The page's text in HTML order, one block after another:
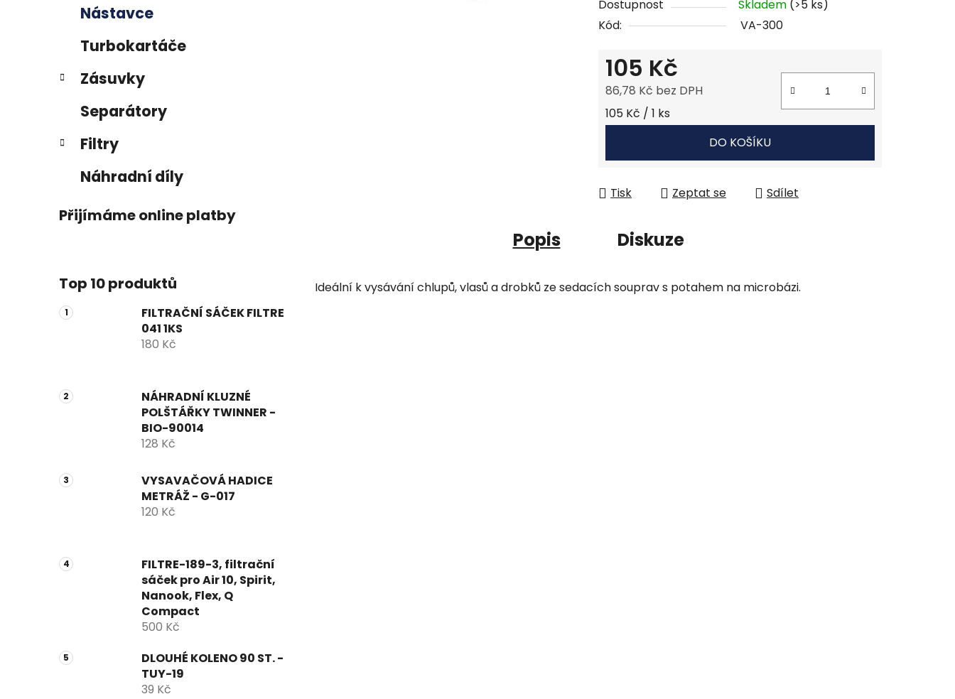
l
Nástavce
Turbokartáče
Zásuvky
Separátory
Filtry
Náhradní díly
Přijímáme online platby
Top 10 produktů
FILTRAČNÍ SÁČEK FILTRE
041 1KS
180 Kč
NÁHRADNÍ KLUZNÉ
POLŠTÁŘKY TWINNER -
BIO-90014
128 Kč
VYSAVAČOVÁ HADICE
METRÁŽ - G-017
120 Kč
FILTRE-189-3, filtrační
sáček pro Air 10, Spirit,
Nanook, Flex, Q
Compact
500 Kč
DLOUHÉ KOLENO 90 ST. -
TUY-19
39 Kč
Dostupnost Skladem (>5 ks)
Kód:
VA-300
105 Kč
86,78 Kč bez DPH
Měrná cena:
105 Kč / 1 ks
DO KOŠÍKU
Tisk Zeptat se Sdílet
Popis Diskuze
Ideální k vysávání chlupů, vlasů a drobků ze sedacích souprav s potahem na microbázi.